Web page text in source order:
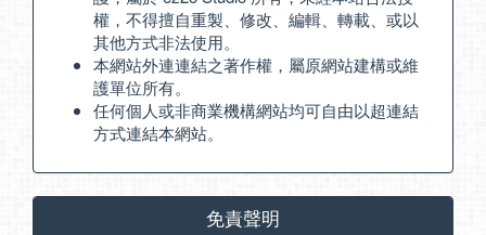
權，不得擅自重製、修改、編輯、轉載、或以
其他方式非法使用。
本網站外連連結之著作權，屬原網站建構或維
護單位所有。
任何個人或非商業機構網站均可自由以超連結
方式連結本網站。
免責聲明